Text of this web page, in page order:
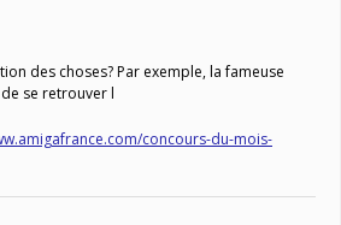
des choses? Par exemple, la fameuse
se retrouver l
concours-du-mois-